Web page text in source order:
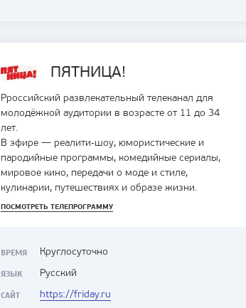
ПЯТНИЦА!
Рроссийский развлекательный телеканал для
молодёжной аудитории в возрасте от 11 до 34
лет.
В эфире — реалити-шоу, юмористические и
пародийные программы, комедийные сериалы,
мировое кино, передачи о моде и стиле,
кулинарии, путешествиях и образе жизни.
ПОСМОТРЕТЬ ТЕЛЕПРОГРАММУ
ВРЕМЯ Круглосуточно
ЯЗЫК Русский
САЙТ https://friday.ru